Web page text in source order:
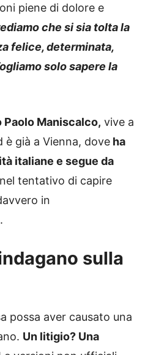
piene di dolore e
che si sia tolta la
felice, determinata,
solo sapere la
Paolo Maniscalco, vive a
è già a Vienna, dove ha
italiane e segue da
nel tentativo di capire
in
sulla
possa aver causato una
Un litigio? Una